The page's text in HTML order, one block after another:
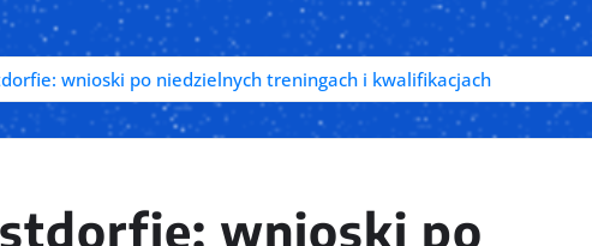
wnioski po niedzielnych treningach i kwalifikacjach
wnioski po